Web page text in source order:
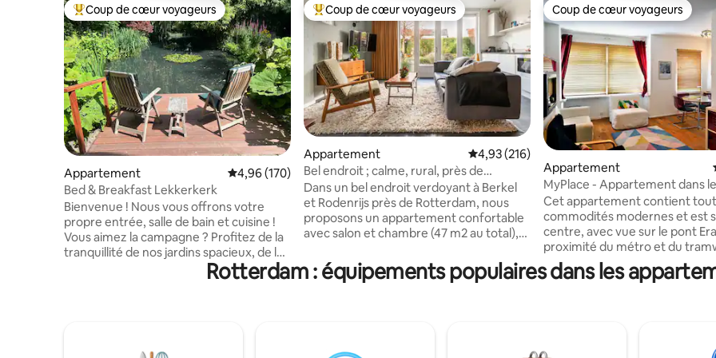
Coups de cœur voyageurs les plus appréciés
Coup de cœur voyageurs
Appartement Évaluation moyenne sur la base de 170 commentaires : 4,96 sur 5
4,96 (170)
Bed & Breakfast Lekkerkerk
Bienvenue ! Nous vous offrons votre
propre entrée, salle de bain et cuisine !
Vous aimez la campagne ? Profitez de la
tranquillité de nos jardins spacieux, de la
belle cheminée et de notre petit
déjeuner « royal ». (17,50 €/PP) L'entrée
Coups de cœur voyageurs les plus appréciés
Coup de cœur voyageurs
Appartement Évaluation moyenne sur la base de 216
4,93 (216)
Bel endroit ; calme, rural, près de
Rotterdam, transports en commun
Dans un bel endroit verdoyant à Berkel
et Rodenrijs près de Rotterdam, nous
proposons un appartement confortable
avec salon et chambre (47 m2 au total),
chaises longues et table de jardin avec
chaises. Possibilité de commander le
électriques peuvent également être
Coup de cœur voyageurs
Coup de cœur voyageurs
Appartement
MyPlace - Appartement dans
de Rotterdam.
Cet appartement contient
commodités modernes et est
centre, avec vue sur le pont
proximité du métro et du
prix comprend le petit déjeuner. Le
quartier de Witte de With est
Schouwburgplein, Euromast,
Rotterdam : équipements populaires dans les